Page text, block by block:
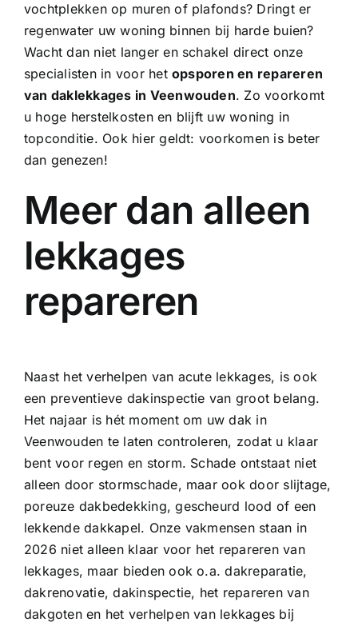
vochtplekken op muren of plafonds? Dringt er
regenwater uw woning binnen bij harde buien?
Wacht dan niet langer en schakel direct onze
specialisten in voor het opsporen en repareren
van daklekkages in Veenwouden. Zo voorkomt
u hoge herstelkosten en blijft uw woning in
topconditie. Ook hier geldt: voorkomen is beter
dan genezen!
Meer dan alleen
lekkages
repareren
Naast het verhelpen van acute lekkages, is ook
een preventieve dakinspectie van groot belang.
Het najaar is hét moment om uw dak in
Veenwouden te laten controleren, zodat u klaar
bent voor regen en storm. Schade ontstaat niet
alleen door stormschade, maar ook door slijtage,
poreuze dakbedekking, gescheurd lood of een
lekkende dakkapel. Onze vakmensen staan in
2026 niet alleen klaar voor het repareren van
lekkages, maar bieden ook o.a.dakreparatie,
dakrenovatie,dakinspectie, het repareren van
dakgotenen het verhelpen van lekkages bij